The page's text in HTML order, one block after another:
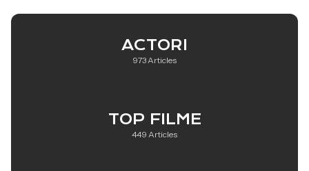
ACTORI
973 Articles
TOP FILME
449 Articles